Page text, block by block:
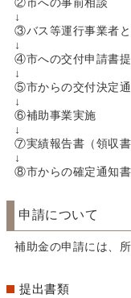
↓
③バス等運行事業者
↓
④市への交付申請書提
↓
⑤市からの交付決定
↓
⑥補助事業実施
↓
⑦実績報告書（領収
↓
⑧市からの確定通知
申請について
補助金の申請には、
提出書類